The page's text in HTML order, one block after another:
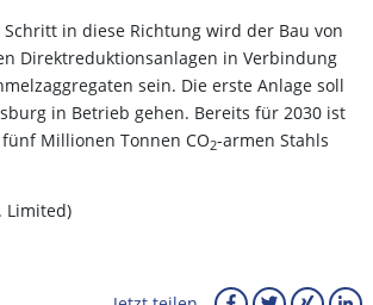
in diese Richtung wird der Bau von
Direktreduktionsanlagen in Verbindung
sein. Die erste Anlage soll
in Betrieb gehen. Bereits für 2030 ist
Millionen Tonnen CO2-armen Stahls
Limited)